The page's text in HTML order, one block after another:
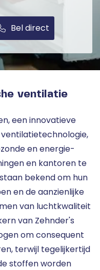
Bel direct
ventilatie
een innovatieve
en energie-
en kantoren te
bekend om hun
en de aanzienlijke
van luchtkwaliteit
van Zehnder's
om consequent
terwijl tegelijkertijd
stoffen worden